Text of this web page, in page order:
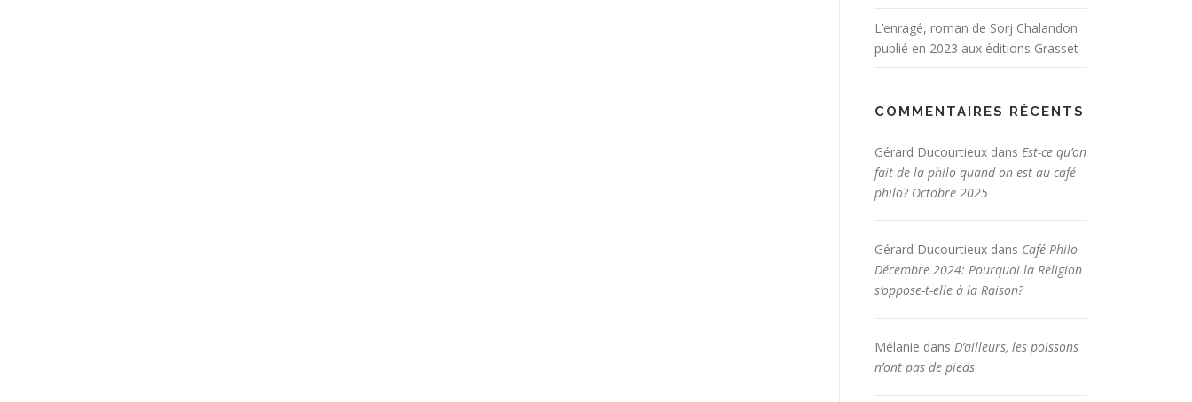
L’enragé, roman de Sorj Chalandon
publié en 2023 aux éditions Grasset
COMMENTAIRES RÉCENTS
Gérard Ducourtieux dans Est-ce qu’on
fait de la philo quand on est au café-
philo? Octobre 2025
Gérard Ducourtieux dans Café-Philo –
Décembre 2024: Pourquoi la Religion
s’oppose-t-elle à la Raison?
Mélanie dans D’ailleurs, les poissons
n’ont pas de pieds